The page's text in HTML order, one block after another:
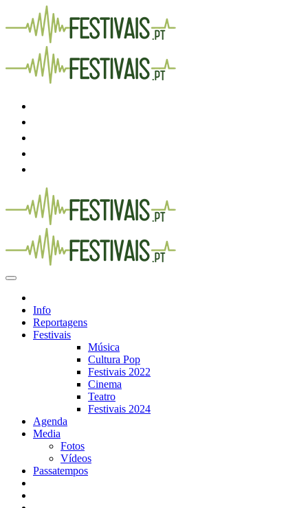
Info
Reportagens
Festivais
Música
Cultura Pop
Festivais 2022
Cinema
Teatro
Festivais 2024
Agenda
Media
Fotos
Vídeos
Passatempos